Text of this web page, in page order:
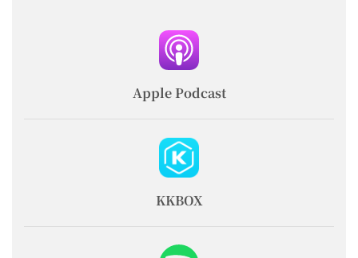
Apple Podcast
KKBOX